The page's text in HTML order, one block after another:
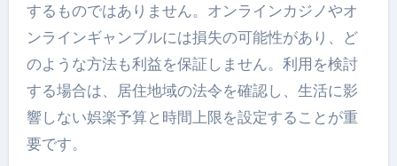
するものではありません。オンラインカジノやオ
ンラインギャンブルには損失の可能性があり、ど
のような方法も利益を保証しません。利用を検討
する場合は、居住地域の法令を確認し、生活に影
響しない娯楽予算と時間上限を設定することが重
要です。